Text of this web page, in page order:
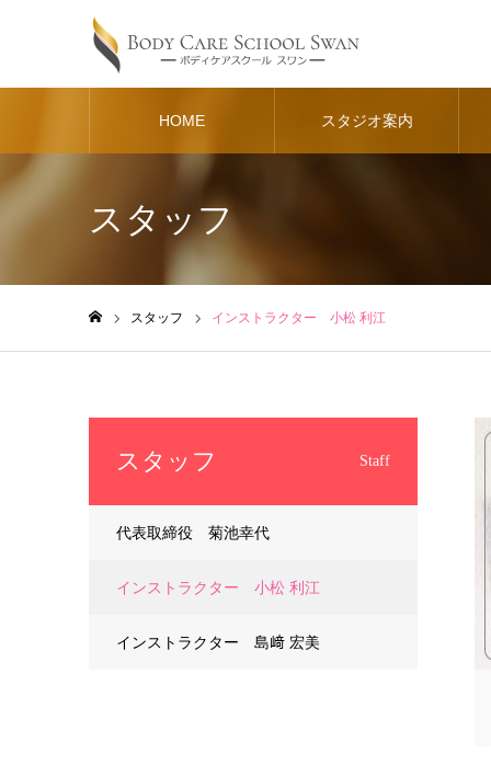
HOME スタジオ案内
スタッフ
スタッフ インストラクター 小松 利江
スタッフ Staff
代表取締役 菊池幸代
インストラクター 小松 利江
インストラクター 島﨑 宏美